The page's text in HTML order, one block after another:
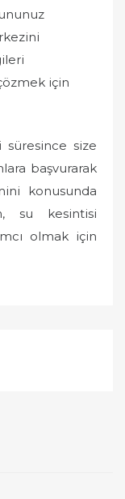
için
süresince size
başvurarak
konusunda
su kesintisi
olmak için